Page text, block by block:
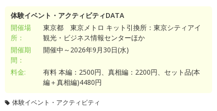
体験イベント・アクティビティDATA
開催場
所：
東京都 東京メトロ キット引換所：東京シティアイ
観光・ビジネス情報センターほか
開催期
間：
開催中～2026年9月30日(水)
料金:
有料 本編：2500円、真相編：2200円、セット品(本
編＋真相編)4480円
体験イベント・アクティビティ